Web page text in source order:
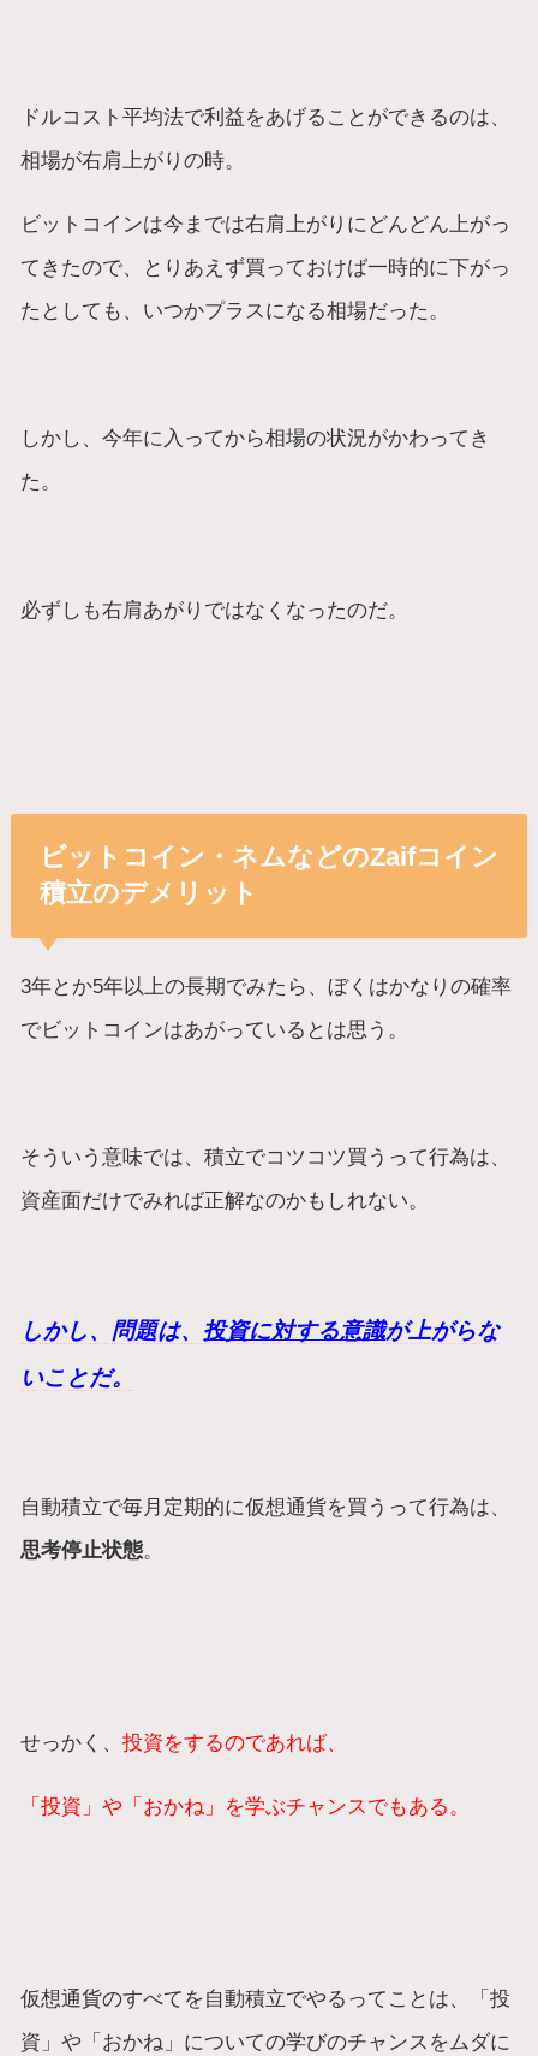
ドルコスト平均法で利益をあげることができるのは、
相場が右肩上がりの時。
ビットコインは今までは右肩上がりにどんどん上がっ
てきたので、とりあえず買っておけば一時的に下がっ
たとしても、いつかプラスになる相場だった。
しかし、今年に入ってから相場の状況がかわってき
た。
必ずしも右肩あがりではなくなったのだ。
ビットコイン・ネムなどのZaifコイン
積立のデメリット
3年とか5年以上の長期でみたら、ぼくはかなりの確率
でビットコインはあがっているとは思う。
そういう意味では、積立でコツコツ買うって行為は、
資産面だけでみれば正解なのかもしれない。
しかし、問題は、 投資に対する意識が上がらな
いことだ。
自動積立で毎月定期的に仮想通貨を買うって行為は、
思考停止状態。
せっかく、投資をするのであれば、
「投資」や「おかね」を学ぶチャンスでもある。
仮想通貨のすべてを自動積立でやるってことは、「投
資」や「おかね」についての学びのチャンスをムダに